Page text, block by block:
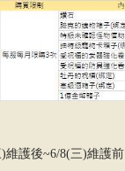
維護後~6/8(三)維護前